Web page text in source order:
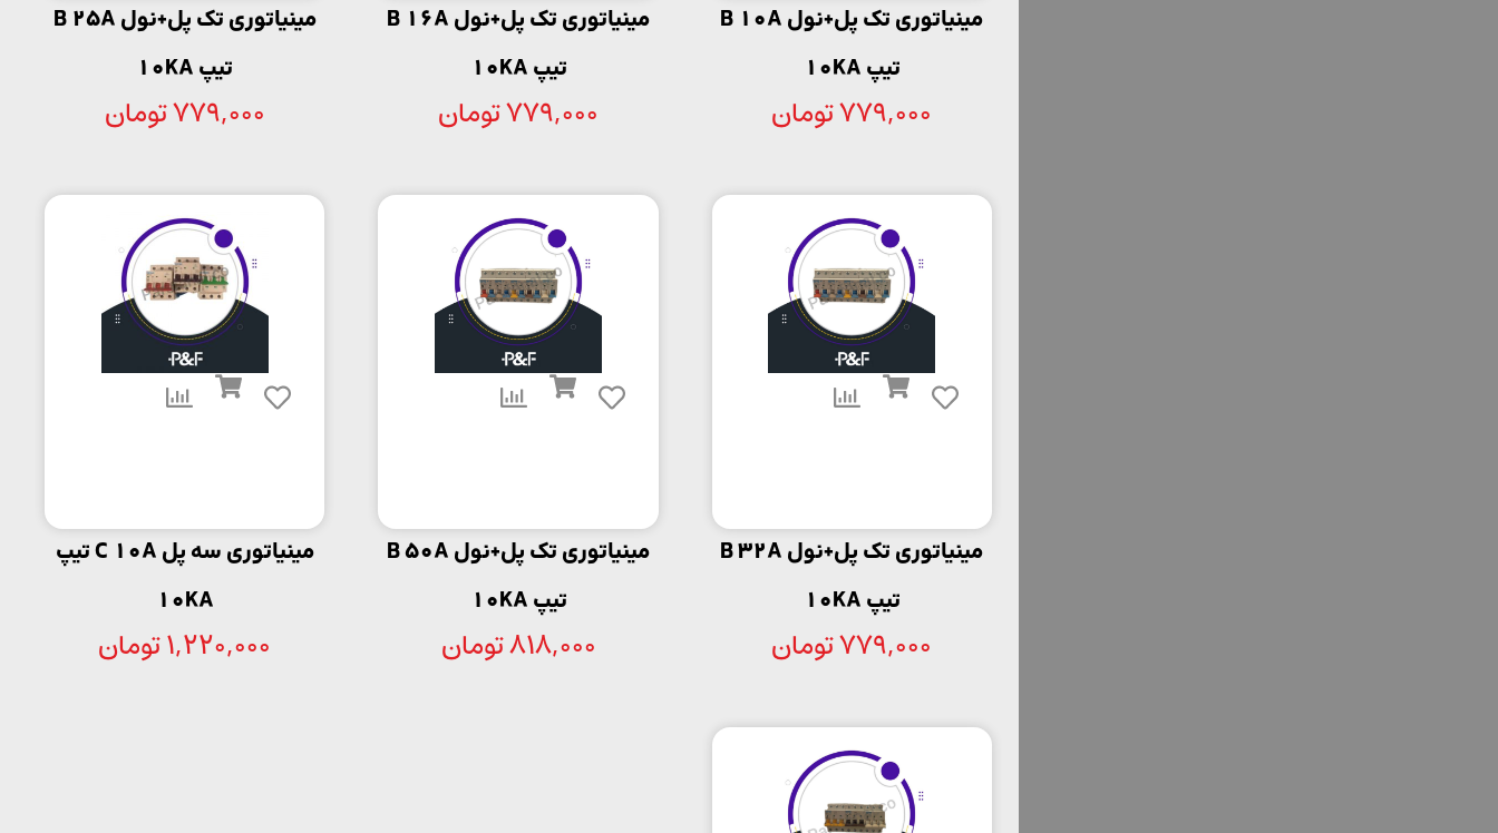
مینیاتوری تک پل+نول B 10A
تیپ 10KA
779,000تومان
مینیاتوری تک پل+نول B 16A
تیپ 10KA
779,000تومان
مینیاتوری تک پل+نول B 25A
تیپ 10KA
779,000تومان
مینیاتوری تک پل+نول B 32A
تیپ 10KA
779,000تومان
مینیاتوری تک پل+نول B 50A
تیپ 10KA
818,000تومان
مینیاتوری سه پل C 10A تیپ
10KA
1,220,000تومان